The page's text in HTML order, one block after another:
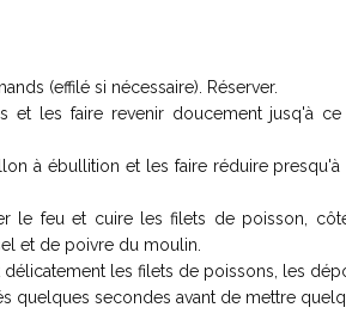
(effilé si nécessaire). Réserver.
et les faire revenir doucement jusq'à
à ébullition et les faire réduire presqu'à
le feu et cuire les filets de poisson,
et de poivre du moulin.
les filets de poissons, les
quelques secondes avant de mettre